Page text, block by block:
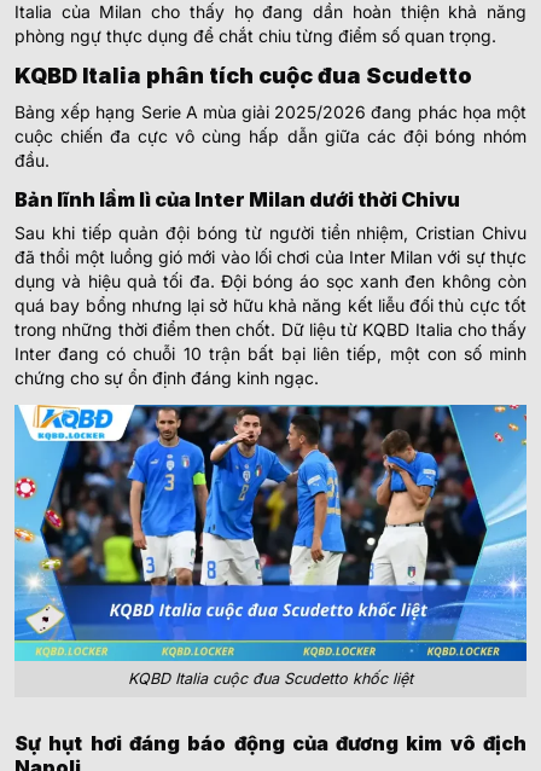
Italia của Milan cho thấy họ đang dần hoàn thiện khả năng
phòng ngự thực dụng để chắt chiu từng điểm số quan trọng.
KQBD Italia phân tích cuộc đua Scudetto
Bảng xếp hạng Serie A mùa giải 2025/2026 đang phác họa một
cuộc chiến đa cực vô cùng hấp dẫn giữa các đội bóng nhóm
đầu.
Bản lĩnh lầm lì của Inter Milan dưới thời Chivu
Sau khi tiếp quản đội bóng từ người tiền nhiệm, Cristian Chivu
đã thổi một luồng gió mới vào lối chơi của Inter Milan với sự thực
dụng và hiệu quả tối đa. Đội bóng áo sọc xanh đen không còn
quá bay bổng nhưng lại sở hữu khả năng kết liễu đối thủ cực tốt
trong những thời điểm then chốt. Dữ liệu từ KQBD Italia cho thấy
Inter đang có chuỗi 10 trận bất bại liên tiếp, một con số minh
chứng cho sự ổn định đáng kinh ngạc.
KQBD Italia cuộc đua Scudetto khốc liệt
Sự hụt hơi đáng báo động của đương kim vô địch